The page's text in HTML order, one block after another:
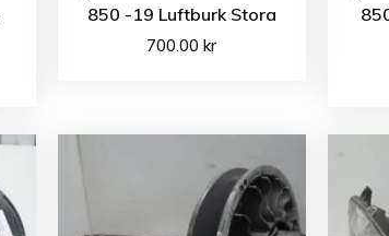
850 -19 Luftburk Stora
700.00kr